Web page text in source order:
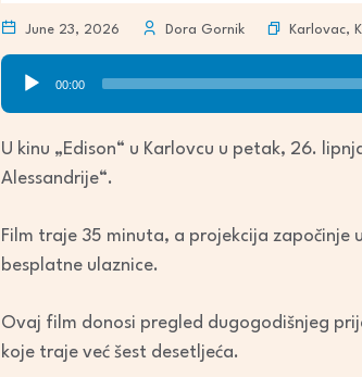
June 23, 2026 Dora Gornik Karlovac,
Audio
Player
00:00
U kinu „Edison“ u Karlovcu u petak, 26.
Alessandrije“.
Film traje 35 minuta, a projekcija
besplatne ulaznice.
Ovaj film donosi pregled dugogodišnjeg
koje traje već šest desetljeća.